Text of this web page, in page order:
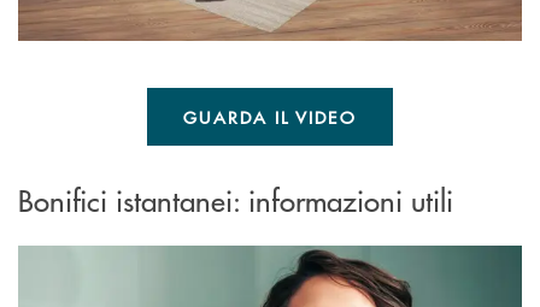
GUARDA IL VIDEO
Bonifici istantanei: informazioni utili